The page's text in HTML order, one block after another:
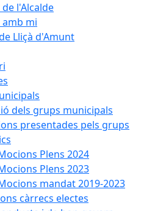
de l'Alcalde
amb mi
Lliçà d'Amunt
dels grups municipals
presentades pels grups
Plens 2024
Plens 2023
mandat 2019-2023
càrrecs electes